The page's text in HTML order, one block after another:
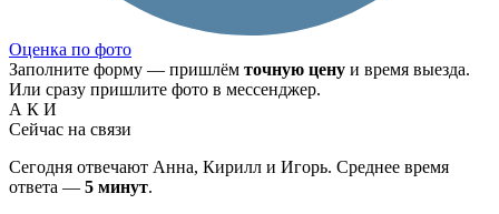
Оценка по фото
Заполните форму — пришлём точную цену и время выезда.
Или сразу пришлите фото в мессенджер.
А К И
Сейчас на связи
Сегодня отвечают Анна, Кирилл и Игорь. Среднее время
ответа — 5 минут.